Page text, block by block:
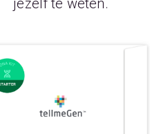
jezelf te weten.